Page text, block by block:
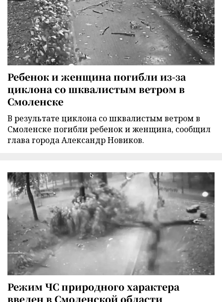
Ребенок и женщина погибли из-за
циклона со шквалистым ветром в
Смоленске
В результате циклона со шквалистым ветром в
Смоленске погибли ребенок и женщина, сообщил
глава города Александр Новиков.
Режим ЧС природного характера
введен в Смоленской области